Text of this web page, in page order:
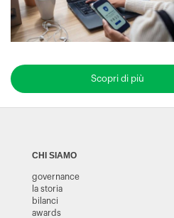
Scopri di più
CHI SIAMO
governance
la storia
bilanci
awards